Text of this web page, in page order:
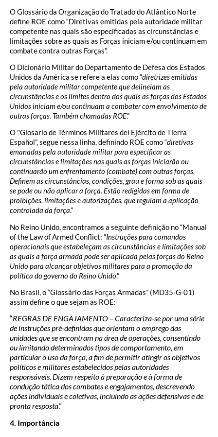
O Glossário da Organização do Tratado do Atlântico Norte
define ROE como “Diretivas emitidas pela autoridade militar
competente nas quais são especificadas as circunstâncias e
limitações sobre as quais as Forças iniciam e/ou continuam em
combate contra outras Forças”.
O Dicionário Militar do Departamento de Defesa dos Estados
Unidos da América se refere a elas como “diretrizes emitidas
pela autoridade militar competente que delineiam as
circunstâncias e os limites dentro dos quais as forças dos Estados
Unidos iniciam e/ou continuam a combater com envolvimento de
outras forças. Também chamadas ROE.”
O "Glosario de Términos Militares del Ejército de Tierra
Español”, segue nessa linha, definindo ROE como “diretivas
emanadas pela autoridade militar para especificar as
circunstâncias e limitações nas quais as forças iniciarão ou
continuarão um enfrentamento (combate) com outras forças.
Definem as circunstâncias, condições, grau e forma sob as quais
se pode ou não aplicar a força. Estão redigidas em forma de
proibições, limitações e autorizações, que regulam a aplicação
controlada da força.”
No Reino Unido, encontramos a seguinte definição no “Manual
of the Law of Armed Conflict: “Instruções para comandos
operacionais que estabeleçam as circunstâncias e limitações sob
as quais a força armada pode ser aplicada pelas forças do Reino
Unido para alcançar objetivos militares para a promoção da
política do governo do Reino Unido.”
No Brasil, o “Glossário das Forças Armadas” (MD35-G-01)
assim define o que sejam as ROE:
“REGRAS DE ENGAJAMENTO – Caracteriza-se por uma série
de instruções pré-definidas que orientam o emprego das
unidades que se encontram na área de operações, consentindo
ou limitando determinados tipos de comportamento, em
particular o uso da força, a fim de permitir atingir os objetivos
políticos e militares estabelecidos pelas autoridades
responsáveis. Dizem respeito à preparação e à forma de
condução tática dos combates e engajamentos, descrevendo
ações individuais e coletivas, incluindo as ações defensivas e de
pronta resposta.”
4. Importância